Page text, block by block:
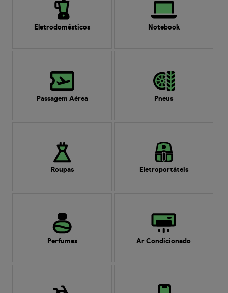
Eletrodomésticos Notebook
Passagem Aérea Pneus
Roupas Eletroportáteis
Perfumes Ar Condicionado